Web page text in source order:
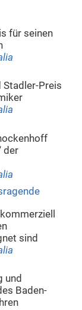
für seinen
Stadler-Preis
der
sind
und
Baden-